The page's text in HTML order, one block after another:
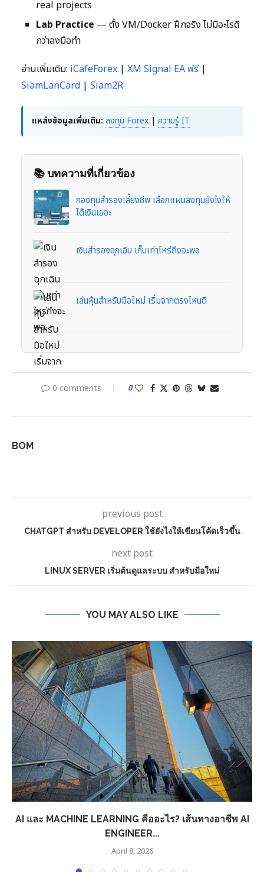
real projects
Lab Practice — ตั้ง VM/Docker ฝึกจริง ไม่มีอะไรดี
กว่าลงมือทำ
อ่านเพิ่มเติม: iCafeForex | XM Signal EA ฟรี|
SiamLanCard | Siam2R
แหล่งข้อมูลเพิ่มเติม: ลงทุน Forex | ความรู้ IT
📚 บทความที่เกี่ยวข้อง
กองทุนสำรองเลี้ยงชีพ เลือกแผนลงทุนยังไงให้
ได้เงินเยอะ
เงินสำรองฉุกเฉิน เก็บเท่าไหร่ถึงจะพอ
เล่นหุ้นสำหรับมือใหม่ เริ่มจากตรงไหนดี
0 comments 0
BOM
previous post
CHATGPT สำหรับ DEVELOPER ใช้ยังไงให้เขียนโค้ดเร็วขึ้น
next post
LINUX SERVER เริ่มต้นดูแลระบบ สำหรับมือใหม่
YOU MAY ALSO LIKE
AI และ MACHINE LEARNING คืออะไร? เส้นทางอาชีพ AI
ENGINEER...
April 8, 2026